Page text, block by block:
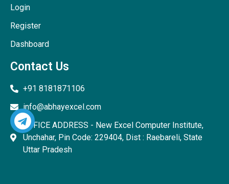
Login
Register
Dashboard
Contact Us
+91 8181871106
info@abhayexcel.com
OFFICE ADDRESS - New Excel Computer Institute,
Unchahar, Pin Code: 229404, Dist : Raebareli, State
Uttar Pradesh